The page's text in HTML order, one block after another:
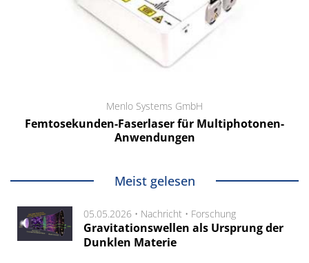
Menlo Systems GmbH
Femtosekunden-Faserlaser für Multiphotonen-
Anwendungen
Meist gelesen
05.05.2026 • Nachricht • Forschung
Gravitationswellen als Ursprung der
Dunklen Materie